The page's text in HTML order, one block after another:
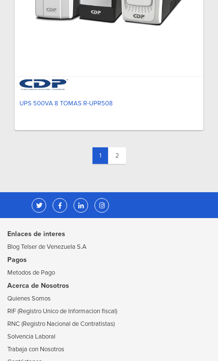
UPS 500VA 8 TOMAS R-UPR508
1(current)
2
Enlaces de interes
Blog Telser de Venezuela S.A
Pagos
Metodos de Pago
Acerca de Nosotros
Quienes Somos
RIF (Registro Unico de Informacion fiscal)
RNC (Registro Nacional de Contratistas)
Solvencia Laboral
Trabaja con Nosotros